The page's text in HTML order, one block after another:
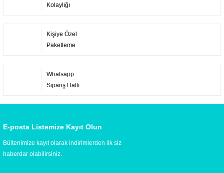
Kolaylığı
Kişiye Özel
Paketleme
Whatsapp
Sipariş Hattı
E-posta Listemize Kayıt Olun
Bültenimize kayıt olarak indirimlerden ilk siz
haberdar olabilirsiniz.